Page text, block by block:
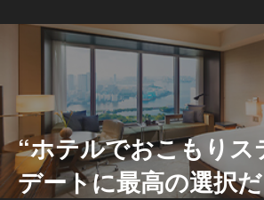
“ホテルでおこもりス
デートに最高の選択だ